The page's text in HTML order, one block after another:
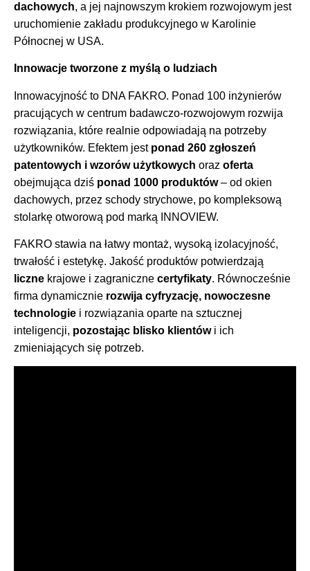
dachowych, a jej najnowszym krokiem rozwojowym jest
uruchomienie zakładu produkcyjnego w Karolinie
Północnej w USA.
Innowacje tworzone z myślą o ludziach
Innowacyjność to DNA FAKRO. Ponad 100 inżynierów
pracujących w centrum badawczo-rozwojowym rozwija
rozwiązania, które realnie odpowiadają na potrzeby
użytkowników. Efektem jest ponad 260 zgłoszeń
patentowych i wzorów użytkowych oraz oferta
obejmująca dziś ponad 1000 produktów– od okien
dachowych, przez schody strychowe, po kompleksową
stolarkę otworową pod marką INNOVIEW.
FAKRO stawia na łatwy montaż, wysoką izolacyjność,
trwałość i estetykę. Jakość produktów potwierdzają
liczne krajowe i zagraniczne certyfikaty. Równocześnie
firma dynamicznie rozwija cyfryzację, nowoczesne
technologie i rozwiązania oparte na sztucznej
inteligencji, pozostając blisko klientówi ich
zmieniających się potrzeb.